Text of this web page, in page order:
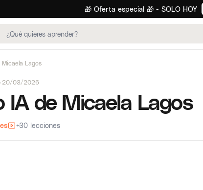
🎁 Oferta especial 🎁 - SOLO HOY
Lagos
20/03/2026
IA de Micaela Lagos
+30 lecciones